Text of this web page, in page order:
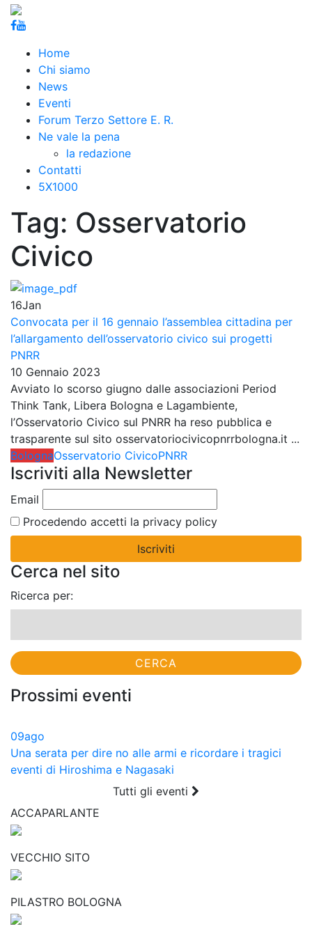
Home
Chi siamo
News
Eventi
Forum Terzo Settore E. R.
Ne vale la pena
la redazione
Contatti
5X1000
Tag: Osservatorio
Civico
16Jan
Convocata per il 16 gennaio l’assemblea cittadina per
l’allargamento dell’osservatorio civico sui progetti
PNRR
10 Gennaio 2023
Avviato lo scorso giugno dalle associazioni Period
Think Tank, Libera Bologna e Lagambiente,
l’Osservatorio Civico sul PNRR ha reso pubblica e
trasparente sul sito osservatoriocivicopnrrbologna.it ...
BolognaOsservatorio CivicoPNRR
Iscriviti alla Newsletter
Email
Procedendo accetti la privacy policy
Cerca nel sito
Ricerca per:
Prossimi eventi
09ago
Una serata per dire no alle armi e ricordare i tragici
eventi di Hiroshima e Nagasaki
Tutti gli eventi
ACCAPARLANTE
VECCHIO SITO
PILASTRO BOLOGNA